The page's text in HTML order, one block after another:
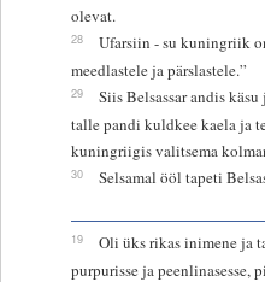
olevat.
28
Ufarsiin - su kuningriik
meedlastele ja pärslastele.”
29
Siis Belsassar andis
talle pandi kuldkee kaela ja
kuningriigis valitsema
30 Selsamal ööl tapeti
19
Oli üks rikas inimene ja
purpurisse ja peenlinasesse,